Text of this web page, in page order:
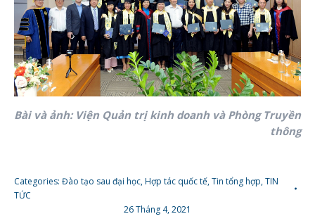
Bài và ảnh: Viện Quản trị kinh doanh và Phòng Truyền
thông
Categories: Đào tạo sau đại học,Hợp tác quốc tế,Tin tổng hợp,TIN
TỨC
26 Tháng 4, 2021